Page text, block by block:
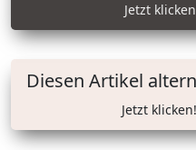
Jetzt
Diesen Artikel
Jetzt